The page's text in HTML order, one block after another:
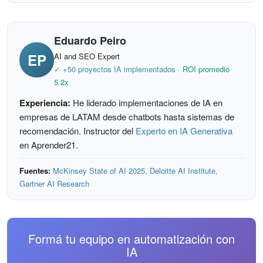
Costo por transacción,Tasa de error,NPS/CSAT,
Velocidad de respuesta,
Adoption ratedel equipo.
EP
Eduardo Peiro
AI and SEO Expert
✓ +50 proyectos IA implementados · ROI promedio
5.2x
Experiencia: He liderado implementaciones de IA en
empresas de LATAM desde chatbots hasta sistemas de
recomendación. Instructor del Experto en IA Generativa
en Aprender21.
Fuentes: McKinsey State of AI 2025, Deloitte AI Institute,
Gartner AI Research
Formá tu equipo en automatización con
IA